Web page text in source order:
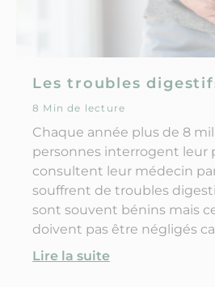
Les troubles
8 Min de lecture
Chaque année plus de 8
personnes interrogent leur
consultent leur médecin
souffrent de troubles digestifs. Ces
sont souvent bénins mais
doivent pas être négligés
l'expression d'une maladie
Lire la suite